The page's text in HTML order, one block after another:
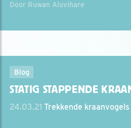
Door Ruwan Aluvihare
Blog
STATIG STAPPENDE
24.03.21 Trekkende